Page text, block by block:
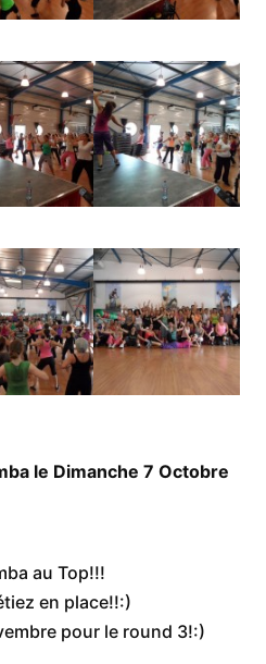
le Dimanche 7 Octobre
au Top!!!
en place!!:)
pour le round 3!:)